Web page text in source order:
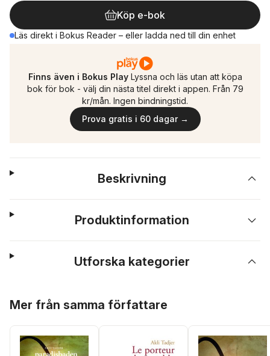
Köp e-bok
Läs direkt i Bokus Reader – eller ladda ned till din enhet
Finns även i Bokus Play Lyssna och läs utan att köpa
bok för bok - välj din nästa titel direkt i appen. Från 79
kr/mån. Ingen bindningstid.
Prova gratis i 60 dagar →
Beskrivning
Produktinformation
Utforska kategorier
Mer från samma författare